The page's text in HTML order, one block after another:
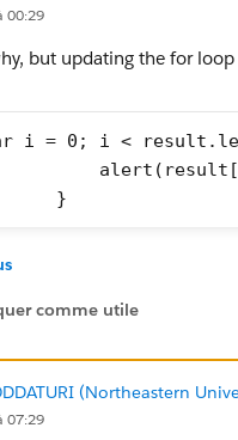
00:29
but updating the for
i = 0; i <
}
comme utile
(Northeastern
07:29